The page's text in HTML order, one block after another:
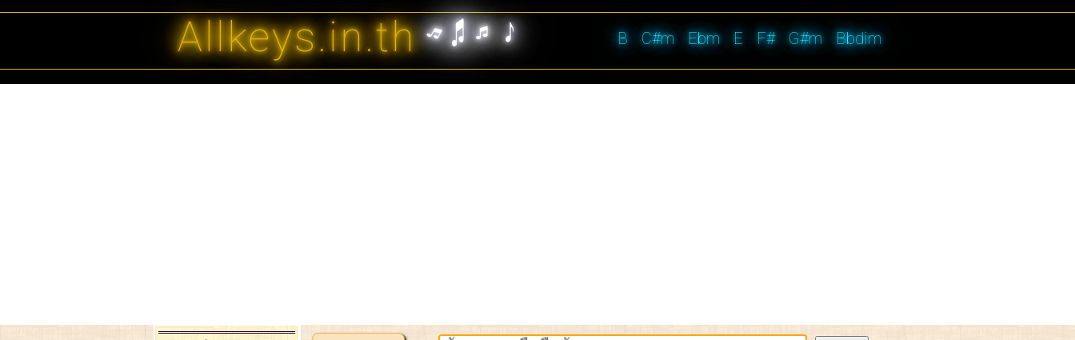
Allkeys.in.th B C#m Ebm E F# G#m Bbdim